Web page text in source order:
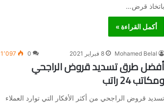
باتخاذ قرض…
أكمل القراءة »
Mohamed Belal 8 فبراير 2021 0 1٬097
أفضل طرق تسديد قروض الراجحي
ومكاتب 24 راتب
تسديد قروض الراجحي من أكثر الأفكار التي توارد العملاء